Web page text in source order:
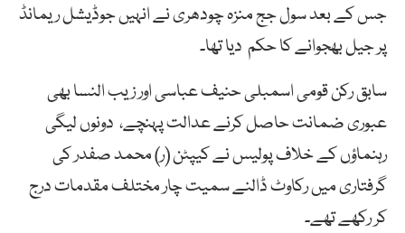
جس کے بعد سول جج منزہ چودھری نے انہیں جوڈیشل ریمانڈ
پر جیل بھجوانے کا حکم دیا تھا۔
سابق رکن قومی اسمبلی حنیف عباسی اور زیب النسا بھی
عبوری ضمانت حاصل کرنے عدالت پہنچے، دونوں لیگی
رہنماؤں کے خلاف پولیس نے کیپٹن (ر) محمد صفدر کی
گرفتاری میں رکاوٹ ڈالنے سمیت چار مختلف مقدمات درج
کر رکھے تھے۔